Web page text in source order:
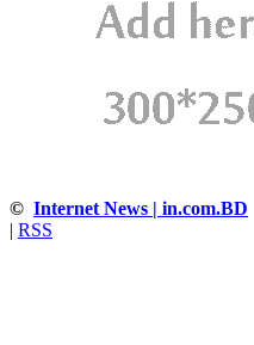
© Internet News | in.com.BD
| RSS